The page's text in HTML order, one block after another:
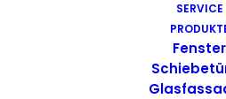
SERVICE
Fenster
Wir suchen